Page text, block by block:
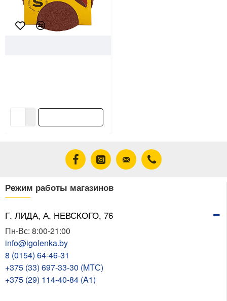
Режим работы магазинов
Г. ЛИДА, А. НЕВСКОГО, 76
Пн-Вс: 8:00-21:00
info@igolenka.by
8 (0154) 64-46-31
+375 (33) 697-33-30 (MТС)
+375 (29) 114-40-84 (A1)